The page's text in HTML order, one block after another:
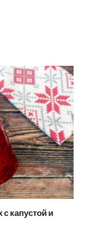
капустой и